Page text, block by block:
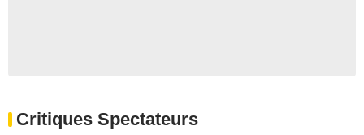
Critiques Spectateurs